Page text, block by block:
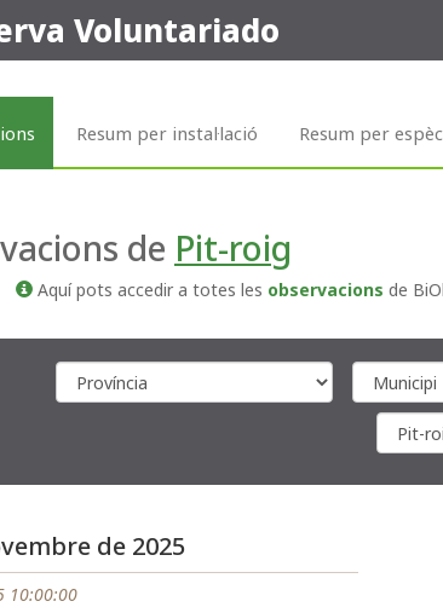
Voluntariado
Resum per instal·lació Resum per
de Pit-roig
Aquí pots accedir a totes les observacions de
de 2025
10:00:00